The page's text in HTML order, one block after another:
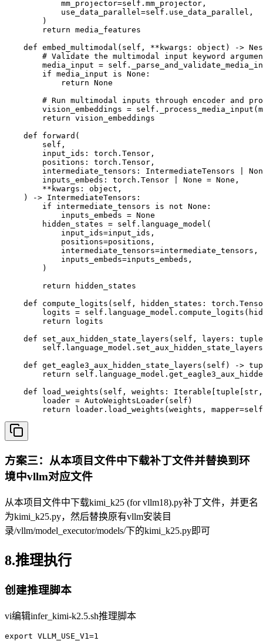
方案三：从本项目文件中下载补丁文件并替换到环
境中vllm对应文件
从本项目文件中下载kimi_k25 (for vllm18).py补丁文件，并更名
为kimi_k25.py，然后替换原有vllm安装目
录/vllm/model_executor/models/下的kimi_k25.py即可
8.推理执行
创建推理脚本
vi编辑infer_kimi-k2.5.sh推理脚本
export VLLM_USE_V1=1